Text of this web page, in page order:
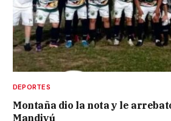
DEPORTES
Montaña dio la nota y le
Mandiyú